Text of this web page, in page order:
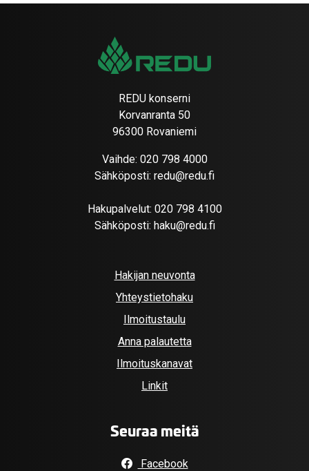
REDU konserni
Korvanranta 50
96300 Rovaniemi
Vaihde: 020 798 4000
Sähköposti: redu@redu.fi
Hakupalvelut: 020 798 4100
Sähköposti: haku@redu.fi
Hakijan neuvonta
Yhteystietohaku
Ilmoitustaulu
Anna palautetta
Ilmoituskanavat
Linkit
Seuraa meitä
Facebook